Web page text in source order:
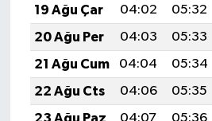
19 Ağu Çar
04:02 05:32
20 Ağu Per
04:03 05:33
21 Ağu Cum
04:04 05:34
22 Ağu Cts
04:06 05:35